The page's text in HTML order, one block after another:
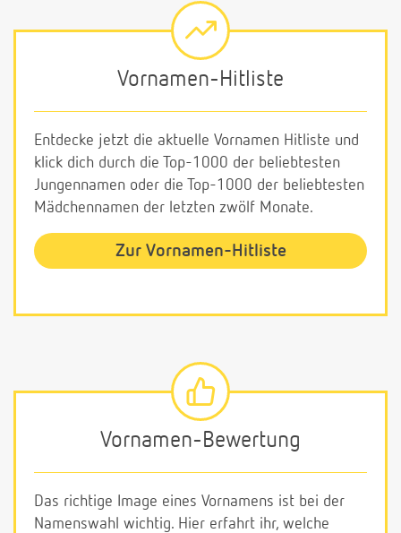
Vornamen-Hitliste
Entdecke jetzt die aktuelle Vornamen Hitliste und
klick dich durch die Top-1000 der beliebtesten
Jungennamen oder die Top-1000 der beliebtesten
Mädchennamen der letzten zwölf Monate.
Zur Vornamen-Hitliste
Vornamen-Bewertung
Das richtige Image eines Vornamens ist bei der
Namenswahl wichtig. Hier erfahrt ihr, welche